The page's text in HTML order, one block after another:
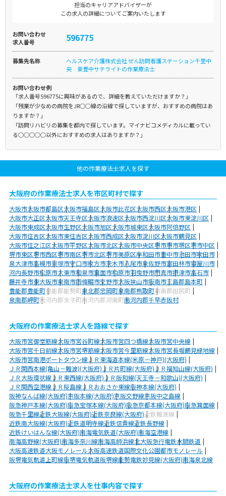
担当のキャリアアドバイザーが
この求人の詳細についてご案内いたします
お問い合わせ
求人番号
596775
募集先名称
ヘルスケア介護株式会社 ぜん訪問看護ステーション千里中
央 東豊中サテライトの作業療法士
お問い合わせ例
「求人番号596775に興味があるので、詳細を教えていただけますか？」
「残業が少なめの病院をJR○○線の沿線で探していますが、おすすめの病院はあ
りますか？」
「訪問リハビリの募集を都内で探しています。マイナビコメディカルに載ってい
る○○○○○以外におすすめの求人はありますか？」
他の作業療法士求人を探す
大阪府の作業療法士求人を市区町村で探す
大阪市大阪市都島区大阪市福島区大阪市此花区大阪市西区大阪市港区
大阪市大正区大阪市天王寺区大阪市浪速区大阪市西淀川区大阪市東淀川区
大阪市東成区大阪市生野区大阪市旭区大阪市城東区大阪市阿倍野区
大阪市住吉区大阪市東住吉区大阪市西成区大阪市淀川区大阪市鶴見区
大阪市住之江区大阪市平野区大阪市北区大阪市中央区堺市堺市堺区堺市中区
堺市東区堺市西区堺市南区堺市北区堺市美原区岸和田市豊中市池田市吹田市
泉大津市高槻市貝塚市守口市枚方市茨木市八尾市泉佐野市富田林市寝屋川市
河内長野市松原市大東市和泉市箕面市柏原市羽曳野市門真市摂津市高石市
藤井寺市東大阪市泉南市四條畷市交野市大阪狭山市阪南市三島郡島本町
豊能郡豊能町豊能郡能勢町泉北郡忠岡町泉南郡熊取町泉南郡田尻町
泉南郡岬町南河内郡太子町南河内郡河南町南河内郡千早赤阪村
大阪府の作業療法士求人を路線で探す
大阪市営御堂筋線大阪市営谷町線大阪市営四つ橋線大阪市営中央線
大阪市営千日前線大阪市営堺筋線大阪市営今里筋線大阪市営長堀鶴見緑地線
大阪市営南港ポートタウン線ＪＲ東海道本線(米原－神戸)(大阪府)
ＪＲ関西本線(亀山－難波)(大阪府)ＪＲ片町線(大阪府)ＪＲ福知山線(大阪府)
ＪＲ大阪環状線ＪＲ東西線(大阪府)ＪＲ阪和線(天王寺－和歌山)(大阪府)
ＪＲ関西空港線ＪＲ桜島線ＪＲおおさか東線阪神本線(大阪府)
阪神なんば線(大阪府)京阪本線(大阪府)京阪交野線京阪中之島線
阪急神戸本線(大阪府)阪急宝塚本線(大阪府)阪急京都本線(大阪府)阪急箕面線
阪急千里線近鉄大阪線(大阪府)近鉄奈良線(大阪府)近鉄難波線
近鉄南大阪線(大阪府)近鉄道明寺線近鉄信貴線近鉄長野線
近鉄けいはんな線(大阪府)南海電気鉄道(大阪府)南海空港線
南海高野線(大阪府)南海多奈川線南海高師浜線北大阪急行電鉄水間鉄道
大阪高速鉄道大阪モノレール大阪高速鉄道国際文化公園都市モノレール
阪堺電気軌道上町線阪堺電気軌道阪堺線能勢電鉄妙見線(大阪府)南海泉北線
大阪府の作業療法士求人を仕事内容で探す